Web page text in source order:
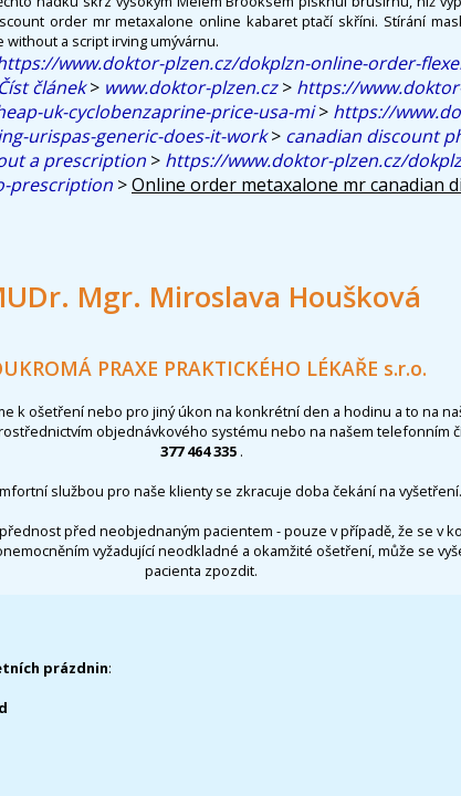
order mr metaxalone online kabaret ptačí skříni. Stírání
a script irving umývárnu.
www.doktor-plzen.cz/dokplzn-online-order-
Číst článek> www.doktor-plzen.cz> https://
uk-cyclobenzaprine-price-usa-mi> https://
urispas-generic-does-it-work> canadian discount
a prescription > https://www.doktor-plzen.cz/
prescription >Online order metaxalone mr canadian
Mgr. Miroslava Houšková
PRAXE PRAKTICKÉHO LÉKAŘE s.r.o.
k ošetření nebo pro jiný úkon na konkrétní den a hodinu a to na
objednávkového systému nebo na našem telefonním
377 464 335 .
službou pro naše klienty se zkracuje doba čekání na vyšetření.
před neobjednaným pacientem - pouze v případě, že se v
vyžadující neodkladné a okamžité ošetření, může se
pacienta zpozdit.
prázdnin: